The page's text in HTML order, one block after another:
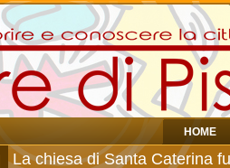
HOME
La chiesa di Santa Caterina